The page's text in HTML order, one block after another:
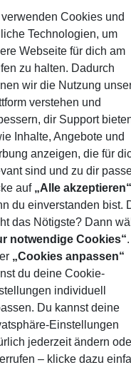
Hotelbeschreibung
Beach 0
wenige Meter vom
Verkehrsmitteln entfernt.
km entfernt. Dieses
mit einem
und eine Bar-Café mit
Küche mit
Badezimmer,
können bis zu 4
können. Das Resort
und Sonnenschirmen.
Cookies und
Technologien, um
Webseite für dich am
zu halten. Dadurch
wir die Nutzung
verstehen und
dir Support
Inhalte, Angebote und
anzeigen, die für
sind und zu dir
auf „Alle akzeptieren“
du einverstanden bist.
das Nötigste? Dann
notwendige Cookies“.
„Cookies anpassen“
du deine Cookie-
individuell
Du kannst deine
Einstellungen
jederzeit ändern
– klicke dazu